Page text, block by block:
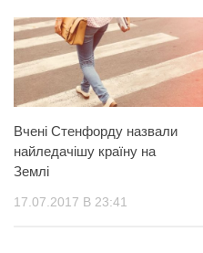
Вчені Стенфорду назвали
найледачішу країну на
Землі
17.07.2017 В 23:41